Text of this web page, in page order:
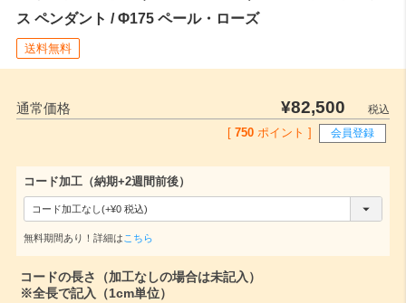
ス ペンダント / Φ175 ペール・ローズ
送料無料
通常価格 ¥82,500
税込
750 ポイント ] 会員登録
コード加工（納期+2週間前後）
須
)
無料期間あり！詳細はこちら
コードの長さ（加工なしの場合は未記入）
※全長で記入（1cm単位）